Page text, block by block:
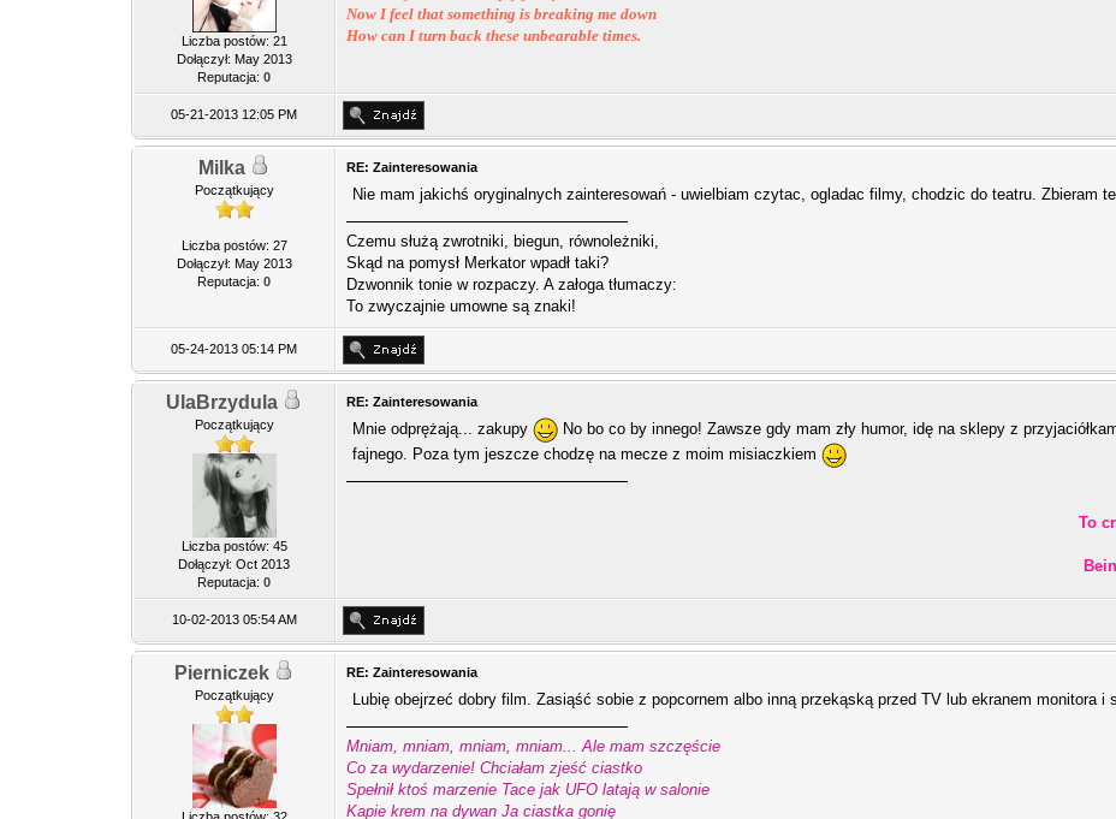
Liczba postów: 21
Dołączył: May 2013
Reputacja:0
Now I feel that something is breaking me down
How can I turn back these unbearable times.
05-21-2013 12:05 PM
Milka
Początkujący
Liczba postów: 27
Dołączył: May 2013
Reputacja:0
RE: Zainteresowania
Nie mam jakichś oryginalnych zainteresowań - uwielbiam czytac, ogladac filmy, chodzic do teatru. Zbieram
Czemu służą zwrotniki, biegun, równoleżniki,
Skąd na pomysł Merkator wpadł taki?
Dzwonnik tonie w rozpaczy. A załoga tłumaczy:
To zwyczajnie umowne są znaki!
05-24-2013 05:14 PM
UlaBrzydula
Początkujący
Liczba postów: 45
Dołączył: Oct 2013
Reputacja:0
RE: Zainteresowania
Mnie odprężają... zakupy
No bo co by innego! Zawsze gdy mam zły humor, idę na sklepy z
fajnego. Poza tym jeszcze chodzę na mecze z moim misiaczkiem
To
10-02-2013 05:54 AM
Pierniczek
Początkujący
RE: Zainteresowania
Lubię obejrzeć dobry film. Zasiąść sobie z popcornem albo inną przekąską przed TV lub ekranem monitora
Mniam, mniam, mniam, mniam... Ale mam szczęście
Co za wydarzenie! Chciałam zjeść ciastko
Spełnił ktoś marzenie Tace jak UFO latają w salonie
Kapie krem na dywan Ja ciastka gonię